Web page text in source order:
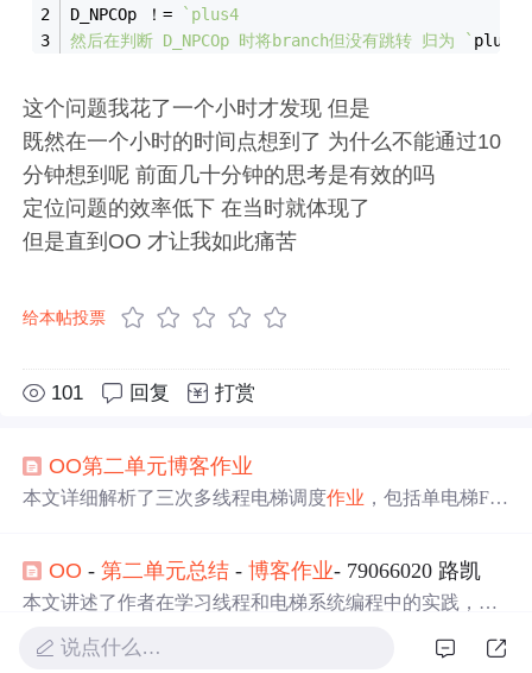
D_NPCOp ！=
`plus4
然后在判断 D_NPCOp 时将branch但没有跳转 归为 ` plus4
这个问题我花了一个小时才发现 但是
既然在一个小时的时间点想到了 为什么不能通过10
分钟想到呢 前面几十分钟的思考是有效的吗
定位问题的效率低下 在当时就体现了
但是直到OO 才让我如此痛苦
给本帖投票
101 回复 打赏
OO第二单元博客作业
本文详细解析了三次多线程电梯调度作业 ，包括单电梯FC
OO -第二单元总结 -博客作业- 79066020 路凯
本文讲述了作者在学习线程和电梯系统编程中的实践，通
调了时间管理、线程安全和复杂系统设计的重要性。
说点什么…